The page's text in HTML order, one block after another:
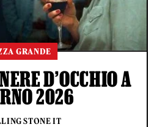
GRANDE
D’OCCHIO A
2026
STONE IT